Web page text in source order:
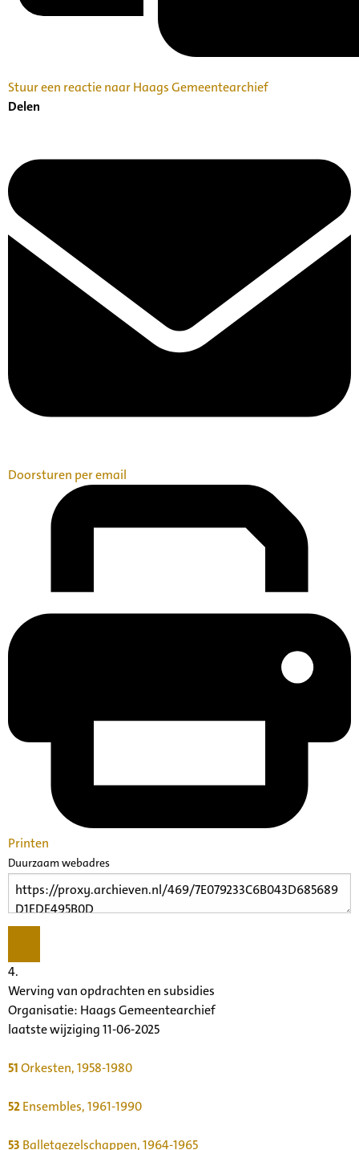
Stuur een reactie naar Haags Gemeentearchief
Delen
Doorsturen per email
Printen
Duurzaam webadres
4.
Werving van opdrachten en subsidies
Organisatie: Haags Gemeentearchief
laatste wijziging 11-06-2025
51Orkesten, 1958-1980
52Ensembles, 1961-1990
53 Balletgezelschappen, 1964-1965